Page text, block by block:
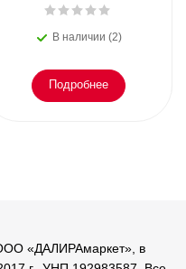
В наличии (2)
Подробнее
«ДАЛИРАмаркет», в